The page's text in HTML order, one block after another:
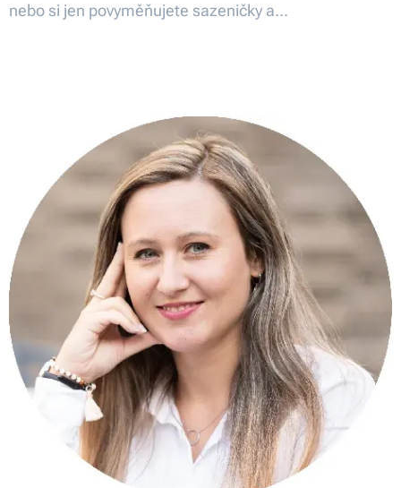
nebo si jen povyměňujete sazeničky a...